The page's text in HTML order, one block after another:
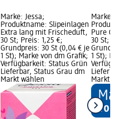
Marke: Jessa;
Produktname: Slipeinlagen
Extra lang mit Frischeduft,
30 St; Preis: 1,25 €;
Grundpreis: 30 St (0,04 € je
1 St); Marke von dm Grafik;
Verfügbarkeit: Status Grün
Lieferbar, Status Grau dm
Markt wählen
Marke:
Pure
30 St;
1 St);
Markt